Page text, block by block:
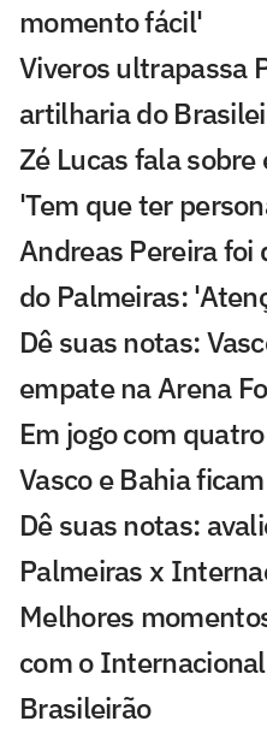
momento fácil'
Viveros ultrapassa
artilharia do
Zé Lucas fala
'Tem que ter
Andreas Pereira
do Palmeiras:
Dê suas notas:
empate na Arena
Em jogo com
Vasco e Bahia
Dê suas notas:
Palmeiras x
Melhores
com o
Brasileirão